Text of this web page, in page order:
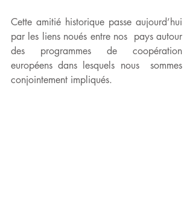
Cette amitié historique passe aujourd’hui
par les liens noués entre nos  pays autour
des programmes de coopération
européens dans lesquels nous  sommes
conjointement impliqués.